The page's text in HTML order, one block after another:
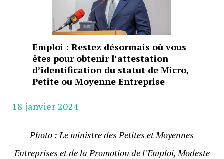
Emploi : Restez désormais où vous
êtes pour obtenir l’attestation
d’identification du statut de Micro,
Petite ou Moyenne Entreprise
18 janvier 2024
Photo : Le ministre des Petites et Moyennes
Entreprises et de la Promotion de l’Emploi, Modeste